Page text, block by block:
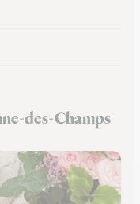
des-Champs